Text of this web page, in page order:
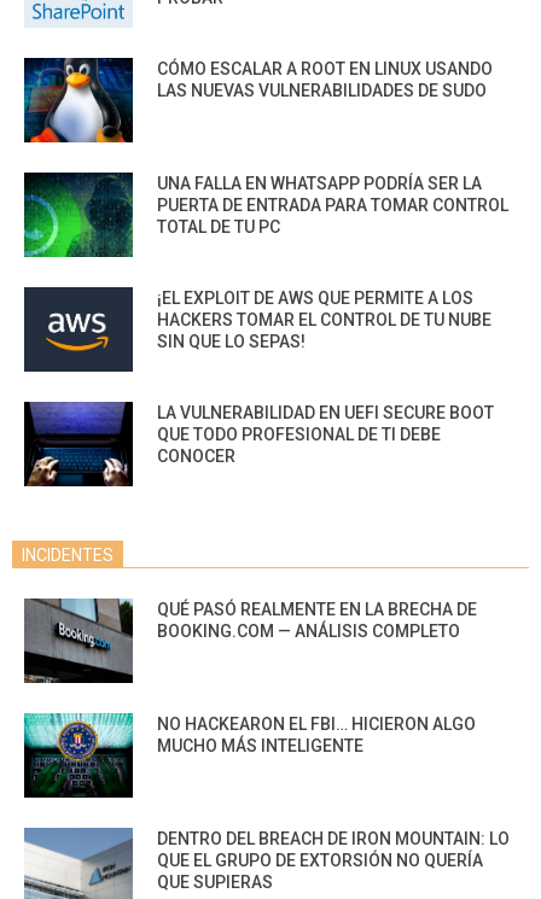
CÓMO ESCALAR A ROOT EN LINUX USANDO
LAS NUEVAS VULNERABILIDADES DE SUDO
UNA FALLA EN WHATSAPP PODRÍA SER LA
PUERTA DE ENTRADA PARA TOMAR CONTROL
TOTAL DE TU PC
¡EL EXPLOIT DE AWS QUE PERMITE A LOS
HACKERS TOMAR EL CONTROL DE TU NUBE
SIN QUE LO SEPAS!
LA VULNERABILIDAD EN UEFI SECURE BOOT
QUE TODO PROFESIONAL DE TI DEBE
CONOCER
INCIDENTES
QUÉ PASÓ REALMENTE EN LA BRECHA DE
BOOKING.COM — ANÁLISIS COMPLETO
NO HACKEARON EL FBI… HICIERON ALGO
MUCHO MÁS INTELIGENTE
DENTRO DEL BREACH DE IRON MOUNTAIN: LO
QUE EL GRUPO DE EXTORSIÓN NO QUERÍA
QUE SUPIERAS